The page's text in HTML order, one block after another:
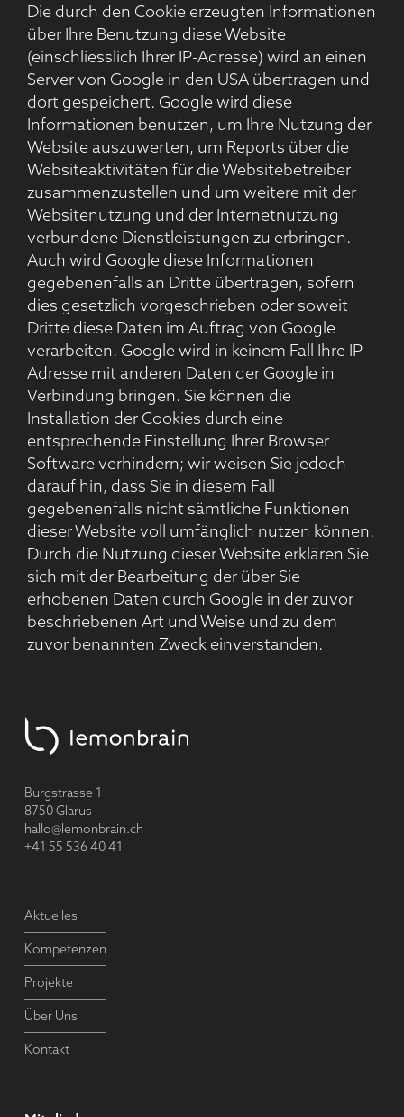
Die durch den Cookie erzeugten Informationen
über Ihre Benutzung diese Website
(einschliesslich Ihrer IP-Adresse) wird an einen
Server von Google in den USA übertragen und
dort gespeichert. Google wird diese
Informationen benutzen, um Ihre Nutzung der
Website auszuwerten, um Reports über die
Websiteaktivitäten für die Websitebetreiber
zusammenzustellen und um weitere mit der
Websitenutzung und der Internetnutzung
verbundene Dienstleistungen zu erbringen.
Auch wird Google diese Informationen
gegebenenfalls an Dritte übertragen, sofern
dies gesetzlich vorgeschrieben oder soweit
Dritte diese Daten im Auftrag von Google
verarbeiten. Google wird in keinem Fall Ihre IP-
Adresse mit anderen Daten der Google in
Verbindung bringen. Sie können die
Installation der Cookies durch eine
entsprechende Einstellung Ihrer Browser
Software verhindern; wir weisen Sie jedoch
darauf hin, dass Sie in diesem Fall
gegebenenfalls nicht sämtliche Funktionen
dieser Website voll umfänglich nutzen können.
Durch die Nutzung dieser Website erklären Sie
sich mit der Bearbeitung der über Sie
erhobenen Daten durch Google in der zuvor
beschriebenen Art und Weise und zu dem
zuvor benannten Zweck einverstanden.
Footer
Burgstrasse 1
8750 Glarus
hallo@lemonbrain.ch
+41 55 536 40 41
Aktuelles
Kompetenzen
Projekte
Über Uns
Kontakt